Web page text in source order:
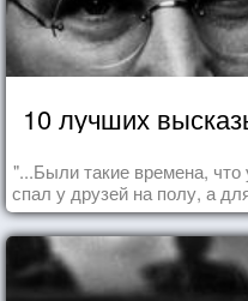
10 лучших
"...Были такие времена,
спал у друзей на полу, а
бутылки